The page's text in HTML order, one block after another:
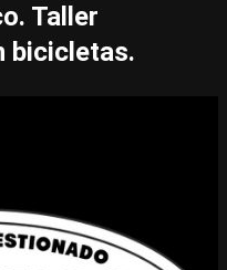
Taller
bicicletas.